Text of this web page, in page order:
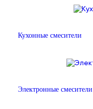
Кухонные смесители
Электронные смесители